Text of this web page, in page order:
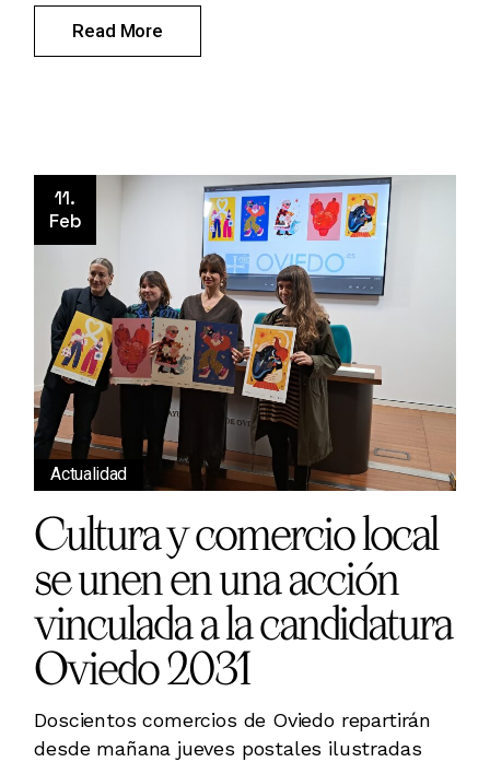
Read More
11.
Feb
Actualidad
Cultura y comercio local
se unen en una acción
vinculada a la candidatura
Oviedo 2031
Doscientos comercios de Oviedo repartirán
desde mañana jueves postales ilustradas